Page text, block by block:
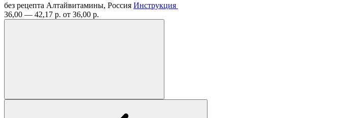
без рецепта Алтайвитамины, Россия Инструкция
36,00 — 42,17 р. от 36,00 р.